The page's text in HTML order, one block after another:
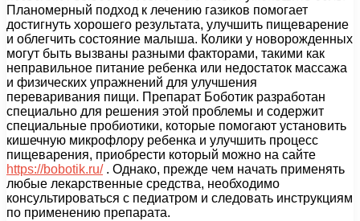
Планомерный подход к лечению газиков помогает
достигнуть хорошего результата, улучшить пищеварение
и облегчить состояние малыша. Колики у новорожденных
могут быть вызваны разными факторами, такими как
неправильное питание ребенка или недостаток массажа
и физических упражнений для улучшения
переваривания пищи. Препарат Боботик разработан
специально для решения этой проблемы и содержит
специальные пробиотики, которые помогают установить
кишечную микрофлору ребенка и улучшить процесс
пищеварения, приобрести который можно на сайте
https://bobotik.ru/. Однако, прежде чем начать применять
любые лекарственные средства, необходимо
консультироваться с педиатром и следовать инструкциям
по применению препарата.